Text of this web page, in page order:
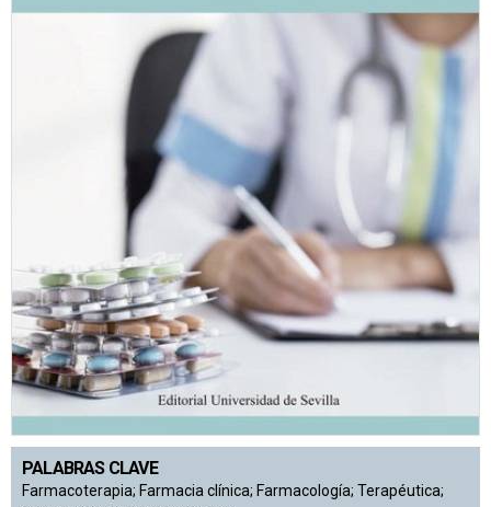
PALABRAS CLAVE
Farmacoterapia; Farmacia clínica; Farmacología; Terapéutica;